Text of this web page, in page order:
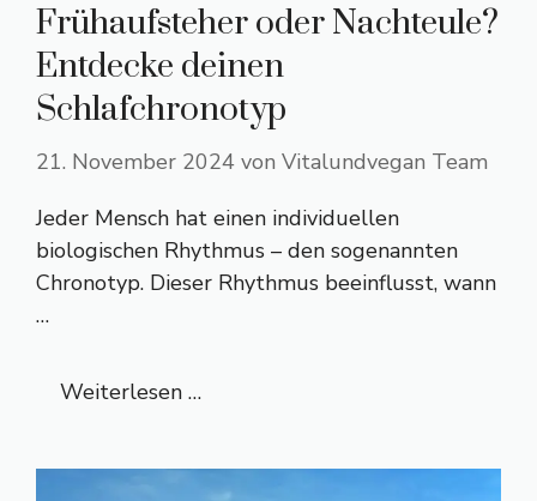
Frühaufsteher oder Nachteule?
Entdecke deinen
Schlafchronotyp
21. November 2024 von Vitalundvegan Team
Jeder Mensch hat einen individuellen
biologischen Rhythmus – den sogenannten
Chronotyp. Dieser Rhythmus beeinflusst, wann
…
Weiterlesen …